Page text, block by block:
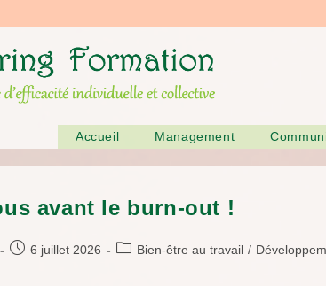
Accueil Management
avant le burn-out !
6 juillet 2026 Bien-être au travail /